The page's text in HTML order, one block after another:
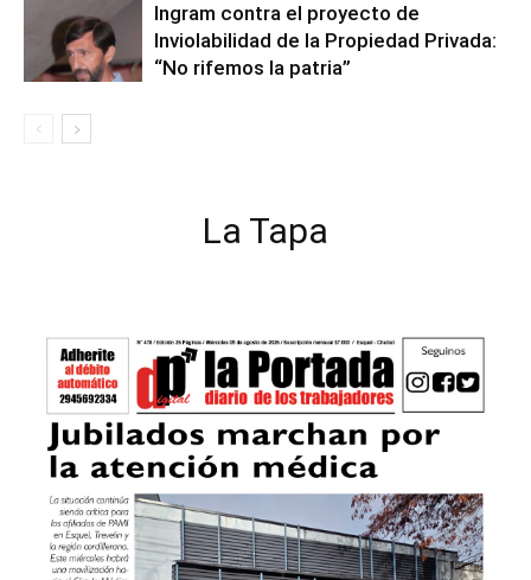
Ingram contra el proyecto de
Inviolabilidad de la Propiedad Privada:
“No rifemos la patria”
La Tapa